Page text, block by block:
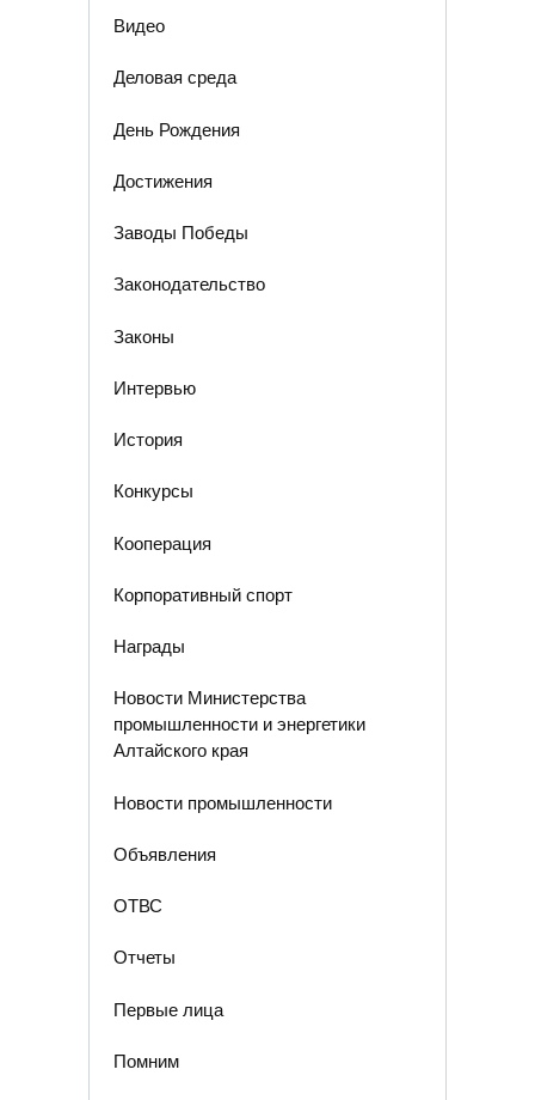
Видео
Деловая среда
День Рождения
Достижения
Заводы Победы
Законодательство
Законы
Интервью
История
Конкурсы
Кооперация
Корпоративный спорт
Награды
Новости Министерства
промышленности и энергетики
Алтайского края
Новости промышленности
Объявления
ОТВС
Отчеты
Первые лица
Помним